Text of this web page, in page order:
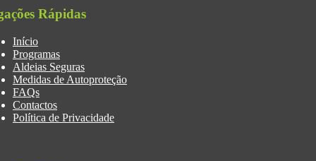
Rápidas
Início
Programas
Aldeias Seguras
Medidas de Autoproteção
FAQs
Contactos
Política de Privacidade